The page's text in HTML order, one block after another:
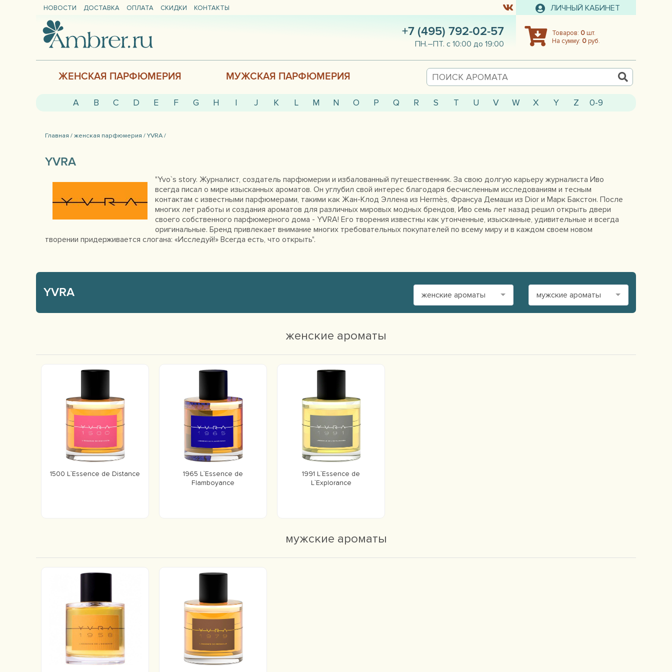
НОВОСТИ ДОСТАВКА ОПЛАТА СКИДКИ КОНТАКТЫ ЛИЧНЫЙ КАБИНЕТ
Товаров: 0шт.
На сумму: 0руб.
+7 (495) 792-02-57
ПН.–ПТ. с 10:00 до 19:00
ЖЕНСКАЯ ПАРФЮМЕРИЯ МУЖСКАЯ ПАРФЮМЕРИЯ
A B C D E F G H I J K L M N O P Q R S T U V W X Y Z 0-9
Главная /женская парфюмерия /YVRA /
YVRA
"Yvo`s story. Журналист, создатель парфюмерии и избалованный путешественник. За свою долгую карьеру журналиста Иво
всегда писал о мире изысканных ароматов. Он углубил свой интерес благодаря бесчисленным исследованиям и тесным
контактам с известными парфюмерами, такими как Жан-Клод Эллена из Hermès, Франсуа Демаши из Dior и Марк Бакстон. После
многих лет работы и создания ароматов для различных мировых модных брендов, Иво семь лет назад решил открыть двери
своего собственного парфюмерного дома - YVRA! Его творения известны как утонченные, изысканные, удивительные и всегда
оригинальные. Бренд привлекает внимание многих требовательных покупателей по всему миру и в каждом своем новом
творении придерживается слогана: «Исследуй!» Всегда есть, что открыть".
YVRA мужские ароматы
женские ароматы
женские ароматы
1500 L`Essence de Distance
1965 L`Essence de
Flamboyance
1991 L`Essence de
L`Explorance
мужские ароматы